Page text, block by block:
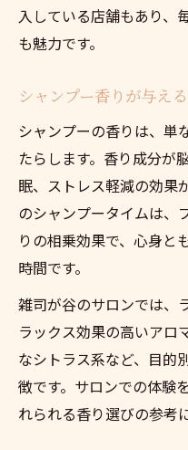
入している店舗もあり、
も魅力です。
シャンプー香りが与え
シャンプーの香りは、単
たらします。香り成分が
眠、ストレス軽減の効果
のシャンプータイムは、
りの相乗効果で、心身と
時間です。
雑司が谷のサロンでは、
ラックス効果の高いアロ
なシトラス系など、目的
徴です。サロンでの体験
れられる香り選びの参考